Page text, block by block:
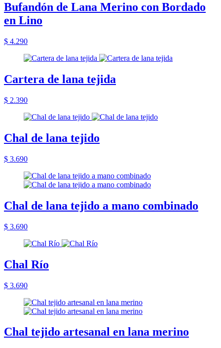
Bufandón de Lana Merino con Bordado
en Lino
$ 4.290
Cartera de lana tejida
$ 2.390
Chal de lana tejido
$ 3.690
Chal de lana tejido a mano combinado
$ 3.690
Chal Río
$ 3.690
Chal tejido artesanal en lana merino